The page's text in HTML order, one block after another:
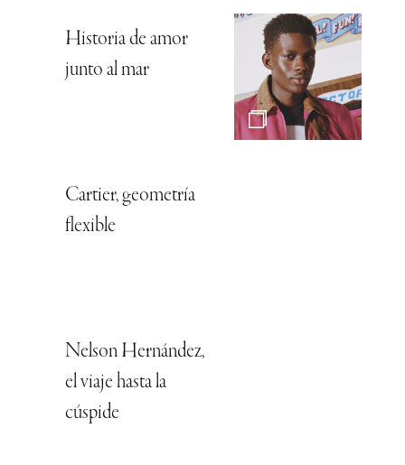
Historia de amor
junto al mar
Cartier, geometría
flexible
Nelson Hernández,
el viaje hasta la
cúspide